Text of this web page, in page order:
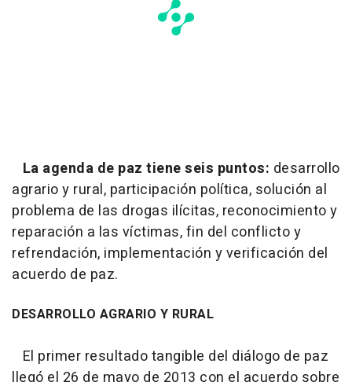
La agenda de paz tiene seis puntos: desarrollo
agrario y rural, participación política, solución al
problema de las drogas ilícitas, reconocimiento y
reparación a las víctimas, fin del conflicto y
refrendación, implementación y verificación del
acuerdo de paz.
DESARROLLO AGRARIO Y RURAL
El primer resultado tangible del diálogo de paz
llegó el 26 de mayo de 2013 con el acuerdo sobre